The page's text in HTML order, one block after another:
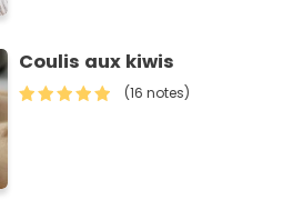
Coulis aux kiwis
(16 notes)